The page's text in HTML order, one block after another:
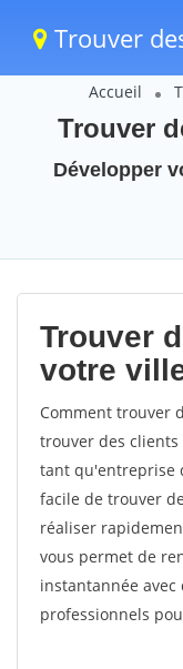
Trouver
Accueil
Trouver
Développer
Trouver
votre
Comment trouver
trouver des clients
tant qu'entreprise
facile de trouver
réaliser
vous permet de
instantannée
professionnels